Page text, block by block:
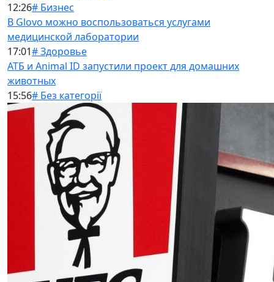
12:26# Бизнес
В Glovo можно воспользоваться услугами
медицинской лаборатории
17:01# Здоровье
АТБ и Animal ID запустили проект для домашних
животных
15:56# Без категорії